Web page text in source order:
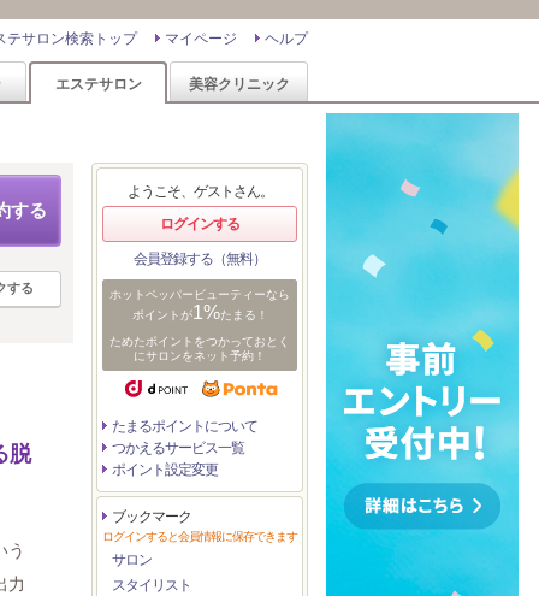
ヘルプ
マイページ
テサロン検索トップ
エステサロン 美容クリニック
する
する
脱
う
力
ようこそ、ゲストさん。
ログインする
会員登録する（無料）
ホットペッパービューティーなら
ポイントが1%たまる！
ためたポイントをつかっておとく
にサロンをネット予約！
たまるポイントについて
つかえるサービス一覧
ポイント設定変更
ブックマーク
ログインすると会員情報に保存できます
サロン
スタイリスト